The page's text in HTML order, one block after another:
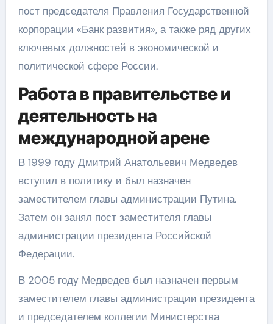
пост председателя Правления Государственной
корпорации «Банк развития», а также ряд других
ключевых должностей в экономической и
политической сфере России.
Работа в правительстве и
деятельность на
международной арене
В 1999 году Дмитрий Анатольевич Медведев
вступил в политику и был назначен
заместителем главы администрации Путина.
Затем он занял пост заместителя главы
администрации президента Российской
Федерации.
В 2005 году Медведев был назначен первым
заместителем главы администрации президента
и председателем коллегии Министерства